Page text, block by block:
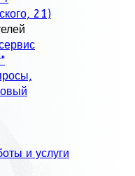
21)
и услуги